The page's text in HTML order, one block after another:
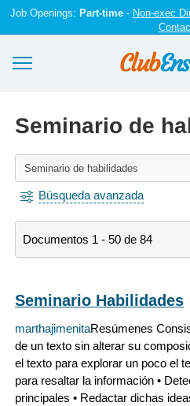
Job Openings: Part-time- Non-exec
Iniciar sesión
Seminario de
Búsqueda avanzada
Documentos 1 - 50 de 84
Seminario Habilidades
marthajimenitaResúmenes
de un texto sin alterar su
el texto para explorar un poco el
para resaltar la información •
principales • Redactar dichas